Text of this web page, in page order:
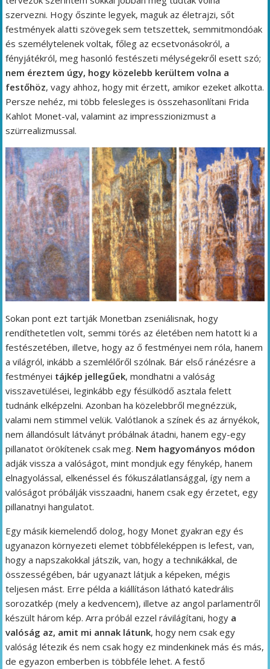
szervezni. Hogy őszinte legyek, maguk az életrajzi, sőt
festmények alatti szövegek sem tetszettek, semmitmondóak
és személytelenek voltak, főleg az ecsetvonásokról, a
fényjátékról, meg hasonló festészeti mélységekről esett szó;
nem éreztem úgy, hogy közelebb kerültem volna a
festőhöz, vagy ahhoz, hogy mit érzett, amikor ezeket alkotta.
Persze nehéz, mi több felesleges is összehasonlítani Frida
Kahlot Monet-val, valamint az impresszionizmust a
szürrealizmussal.
Sokan pont ezt tartják Monetban zseniálisnak, hogy
rendíthetetlen volt, semmi törés az életében nem hatott ki a
festészetében, illetve, hogy az ő festményei nem róla, hanem
a világról, inkább a szemlélőről szólnak. Bár első ránézésre a
festményei tájkép jellegűek, mondhatni a valóság
visszavetülései, leginkább egy fésülködő asztala felett
tudnánk elképzelni. Azonban ha közelebbről megnézzük,
valami nem stimmel velük. Valótlanok a színek és az árnyékok,
nem állandósult látványt próbálnak átadni, hanem egy-egy
pillanatot örökítenek csak meg. Nem hagyományos módon
adják vissza a valóságot, mint mondjuk egy fénykép, hanem
elnagyolással, elkenéssel és fókuszálatlansággal, így nem a
valóságot próbálják visszaadni, hanem csak egy érzetet, egy
pillanatnyi hangulatot.
Egy másik kiemelendő dolog, hogy Monet gyakran egy és
ugyanazon környezeti elemet többféleképpen is lefest, van,
hogy a napszakokkal játszik, van, hogy a technikákkal, de
összességében, bár ugyanazt látjuk a képeken, mégis
teljesen mást. Erre példa a kiállításon látható katedrális
sorozatkép (mely a kedvencem), illetve az angol parlamentről
készült három kép. Arra próbál ezzel rávilágítani, hogy a
valóság az, amit mi annak látunk, hogy nem csak egy
valóság létezik és nem csak hogy ez mindenkinek más és más,
de egyazon emberben is többféle lehet. A festő